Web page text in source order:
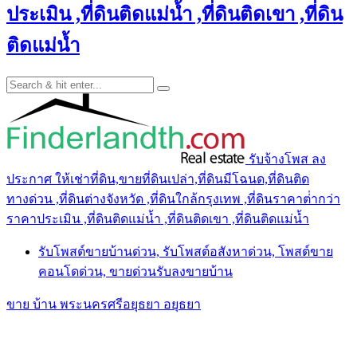
ประเมิน ,ที่ดินติดแม่น้ำ ,ที่ดินติดเขา ,ที่ดิน
ติดแม่น้ำ
รับจ้างโพส ลง
ประกาศ ให้เช่าที่ดิน,ขายที่ดินเปล่า,ที่ดินมีโฉนด,ที่ดินติด
ทางด่วน ,ที่ดินต่างจังหวัด ,ที่ดินใกล้กรุงเทพ ,ที่ดินราคาต่ํากว่า
ราคาประเมิน ,ที่ดินติดแม่น้ำ ,ที่ดินติดเขา ,ที่ดินติดแม่น้ำ
รับโพสต์ขายบ้านด่วน, รับโพสต์อสังหาด่วน, โพสต์ขาย
คอนโดด่วน, ขายด่วนรับลงขายบ้าน
ขาย บ้าน พระนครศรีอยุธยา อยุธยา